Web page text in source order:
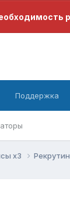
Поддержка
x3